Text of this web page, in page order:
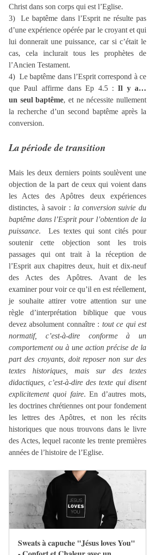
Christ dans son corps qui est l’Eglise.
3)  Le baptême dans l’Esprit ne résulte pas
d’une expérience opérée par le croyant et qui
lui donnerait une puissance, car si c’était le
cas, cela inclurait tous les prophètes de
l’Ancien Testament.
4)  Le baptême dans l’Esprit correspond à ce
que Paul affirme dans Ep 4.5 : Il y a…
un seul baptême, et ne nécessite nullement
la recherche d’un second baptême après la
conversion.
La période de transition
Mais les deux derniers points soulèvent une
objection de la part de ceux qui voient dans
les Actes des Apôtres deux expériences
distinctes, à savoir : la conversion suivie du
baptême dans l’Esprit pour l’obtention de la
puissance.  Les textes qui sont cités pour
soutenir cette objection sont les trois
passages qui ont trait à la réception de
l’Esprit aux chapitres deux, huit et dix-neuf
des Actes des Apôtres. Avant de les
examiner pour voir ce qu’il en est réellement,
je souhaite attirer votre attention sur une
règle d’interprétation biblique que vous
devez absolument connaître : tout ce qui est
normatif, c’est-à-dire conforme à un
comportement ou à une action précise de la
part des croyants, doit reposer non sur des
textes historiques, mais sur des textes
didactiques, c’est-à-dire des texte qui disent
explicitement quoi faire. En d’autres mots,
les doctrines chrétiennes ont pour fondement
les lettres des Apôtres, et non les récits
historiques que nous trouvons dans le livre
des Actes, lequel raconte les trente premières
années de l’histoire de l’Eglise.
Sweats à capuche "Jésus loves You"